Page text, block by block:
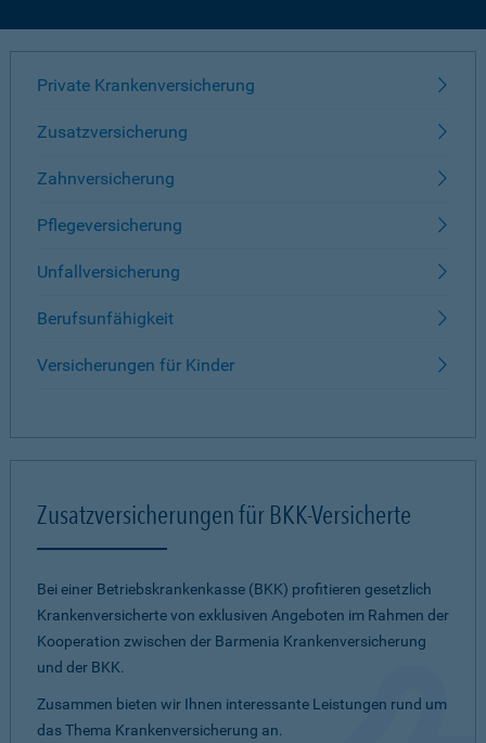
Private Krankenversicherung
Zusatzversicherung
Zahnversicherung
Pflegeversicherung
Unfallversicherung
Berufsunfähigkeit
Versicherungen für Kinder
Zusatzversicherungen für BKK-Versicherte
Bei einer Betriebskrankenkasse (BKK) profitieren gesetzlich
Krankenversicherte von exklusiven Angeboten im Rahmen der
Kooperation zwischen der Barmenia Krankenversicherung
und der BKK.
Zusammen bieten wir Ihnen interessante Leistungen rund um
das Thema Krankenversicherung an.